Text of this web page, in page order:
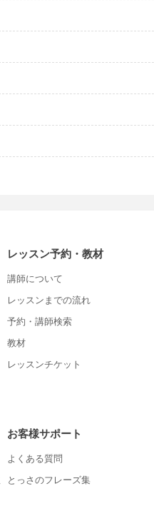
レッスン予約・教材
講師について
レッスンまでの流れ
予約・講師検索
教材
レッスンチケット
お客様サポート
よくある質問
とっさのフレーズ集